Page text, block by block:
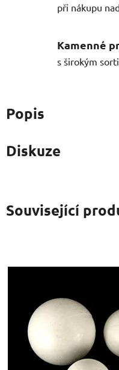
při nákupu
Kamenné
s širokým
Popis
Diskuze
Související